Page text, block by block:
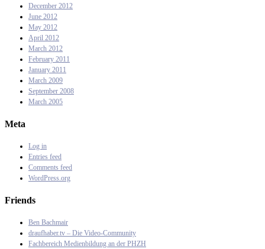
December 2012
June 2012
May 2012
April 2012
March 2012
February 2011
January 2011
March 2009
September 2008
March 2005
Meta
Log in
Entries feed
Comments feed
WordPress.org
Friends
Ben Bachmair
draufhaber.tv – Die Video-Community
Fachbereich Medienbildung an der PHZH